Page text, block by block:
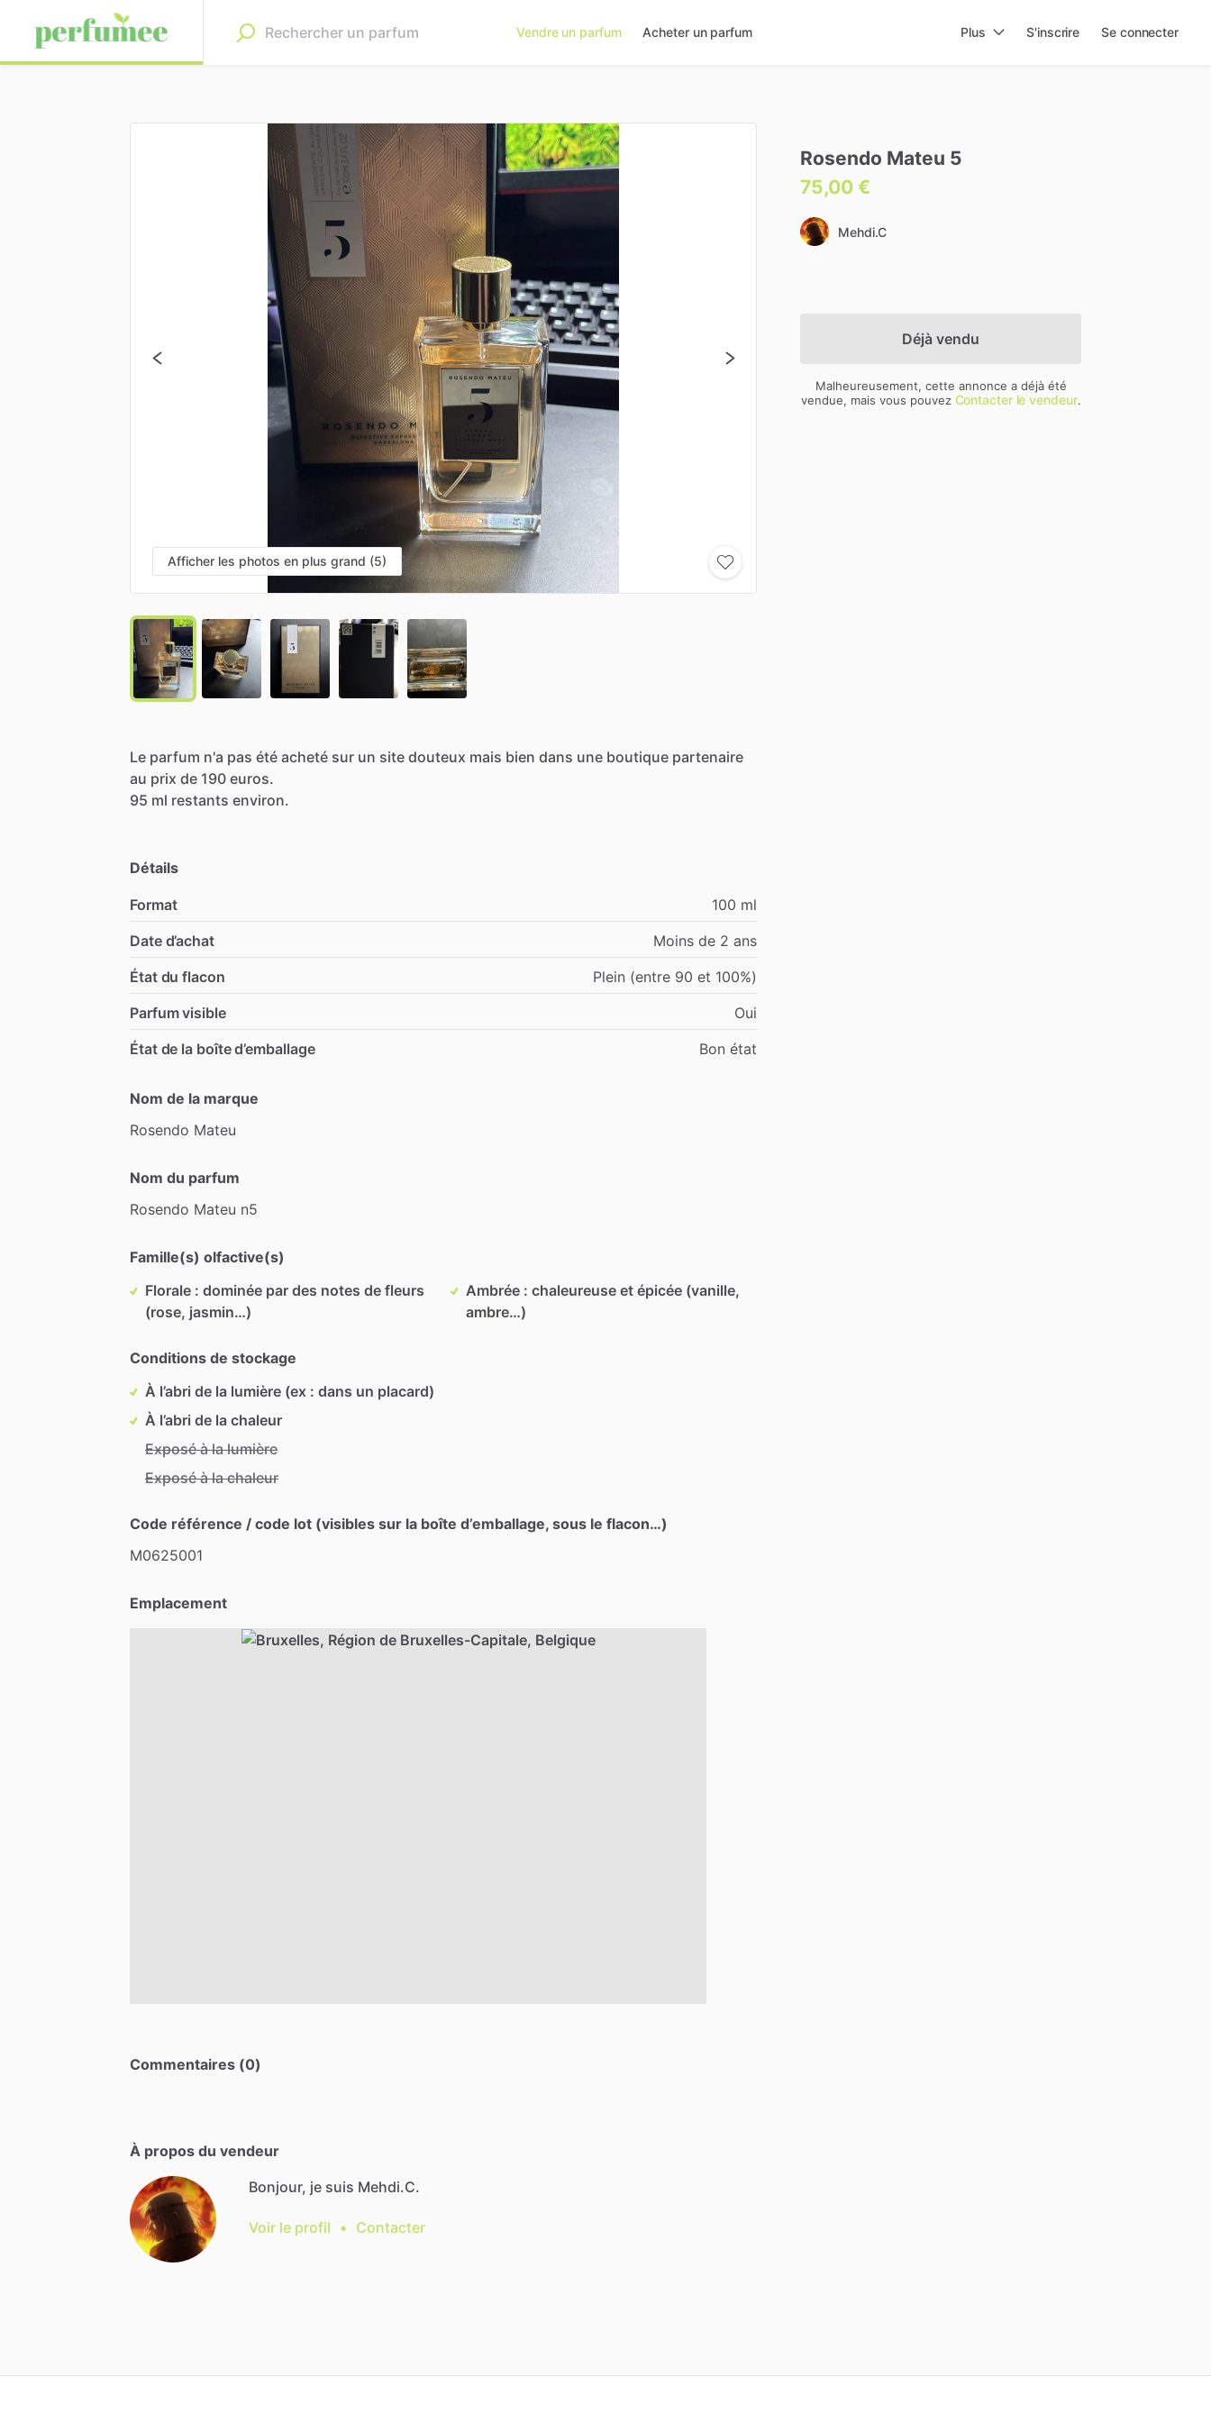
Vendre un parfum Acheter un parfum Plus S'inscrire Se connecter
Afficher les photos en plus grand (5)
Le parfum n'a pas été acheté sur un site douteux mais bien dans une boutique partenaire
au prix de 190 euros.
95 ml restants environ.
Détails
Format
100 ml
Date d’achat
Moins de 2 ans
État du flacon
Plein (entre 90 et 100%)
Parfum visible
Oui
État de la boîte d’emballage
Bon état
Nom de la marque
Rosendo Mateu
Nom du parfum
Rosendo Mateu n5
Famille(s) olfactive(s)
Florale : dominée par des notes de fleurs
(rose, jasmin…)
Ambrée : chaleureuse et épicée (vanille,
ambre…)
Conditions de stockage
À l’abri de la lumière (ex : dans un placard)
À l’abri de la chaleur
Exposé à la lumière
Exposé à la chaleur
Code référence / code lot (visibles sur la boîte d’emballage, sous le flacon…)
M0625001
Emplacement
Commentaires (0)
À propos du vendeur
Bonjour, je suis Mehdi.C.
Voir le profil • Contacter
Rosendo Mateu 5
75,00 €
Mehdi.C
Déjà vendu
Malheureusement, cette annonce a déjà été
vendue, mais vous pouvez Contacter le vendeur.